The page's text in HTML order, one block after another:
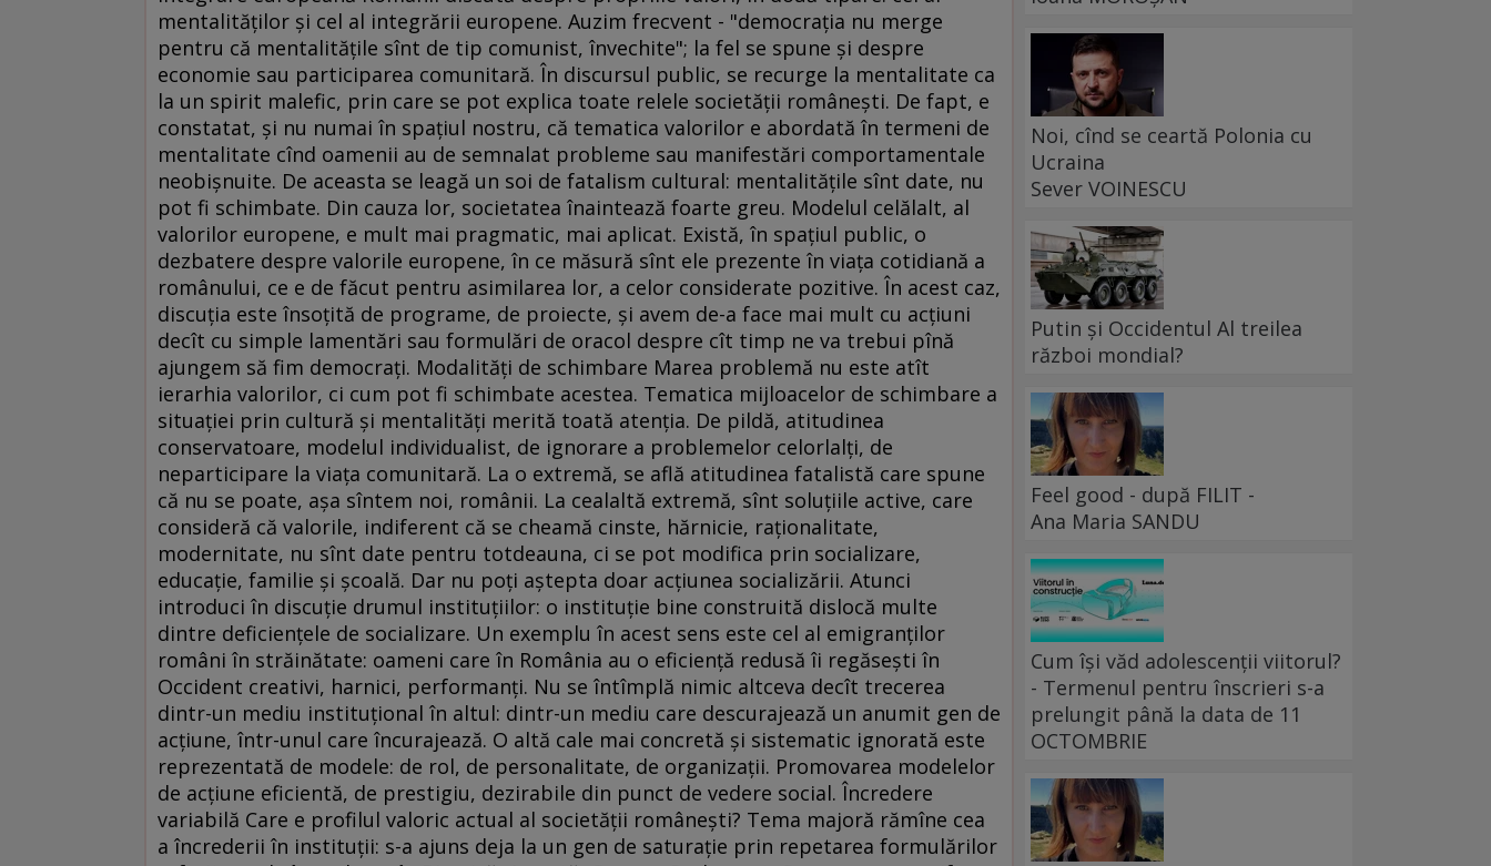
Noi, cînd se ceartă Polonia cu
Ucraina
Sever VOINESCU
Putin și Occidentul Al treilea
război mondial?
Feel good - după FILIT -
Ana Maria SANDU
Cum își văd adolescenții viitorul?
- Termenul pentru înscrieri s-a
prelungit până la data de 11
OCTOMBRIE